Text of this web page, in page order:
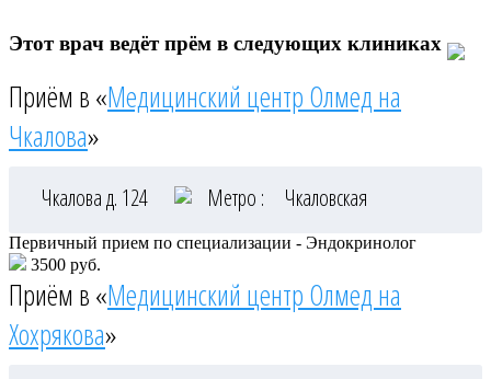
Этот врач ведёт прём в следующих клиниках
Приём в «Медицинский центр Олмед на
Чкалова»
Чкалова д. 124 Метро : Чкаловская
Первичный прием по специализации - Эндокринолог
3500 руб.
Приём в «Медицинский центр Олмед на
Хохрякова»